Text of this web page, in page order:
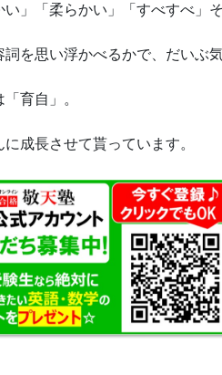
い」「柔らかい」「すべすべ」
詞を思い浮かべるかで、だいぶ
「育自」。
成長させて貰っています。